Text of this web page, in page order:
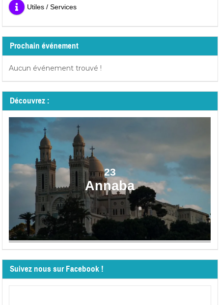
Utiles / Services
Prochain événement
Aucun événement trouvé !
Découvrez :
23
Annaba
Suivez nous sur Facebook !